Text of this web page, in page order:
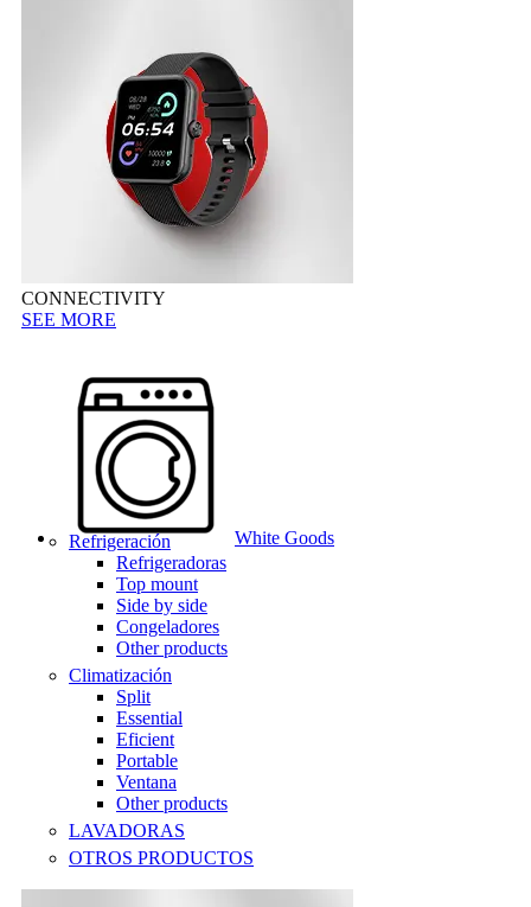
CONNECTIVITY
SEE MORE
White Goods
Refrigeración
Refrigeradoras
Top mount
Side by side
Congeladores
Other products
Climatización
Split
Essential
Eficient
Portable
Ventana
Other products
LAVADORAS
OTROS PRODUCTOS